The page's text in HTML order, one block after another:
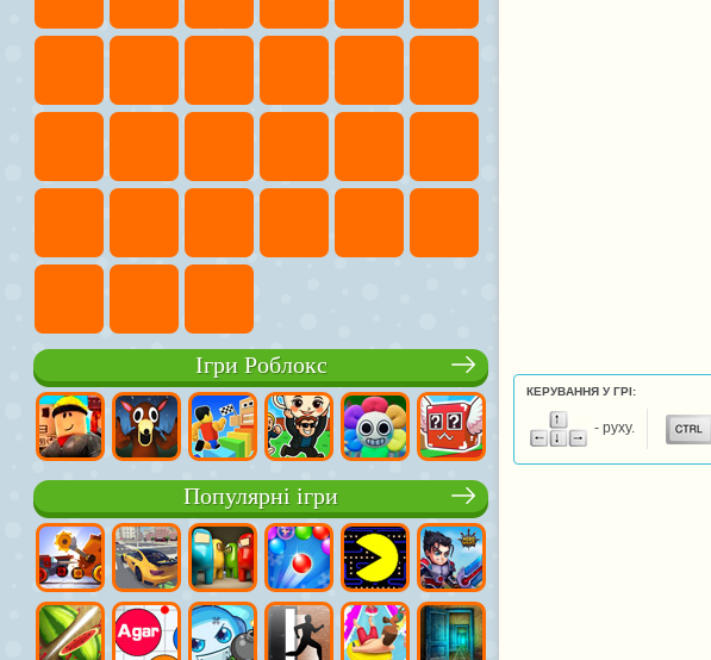
Ігри Роблокс
Популярні ігри
КЕРУВАННЯ У ГРІ:
- руху.